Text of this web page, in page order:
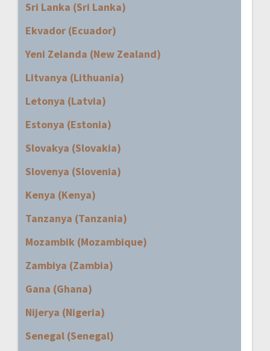
Sri Lanka (Sri Lanka)
Ekvador (Ecuador)
Yeni Zelanda (New Zealand)
Litvanya (Lithuania)
Letonya (Latvia)
Estonya (Estonia)
Slovakya (Slovakia)
Slovenya (Slovenia)
Kenya (Kenya)
Tanzanya (Tanzania)
Mozambik (Mozambique)
Zambiya (Zambia)
Gana (Ghana)
Nijerya (Nigeria)
Senegal (Senegal)